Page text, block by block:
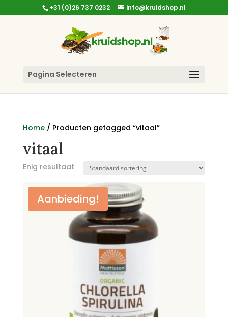
+31 (0)26 737 0232 info@kruidshop.nl
Pagina Selecteren
Home/ Producten getagged “vitaal”
vitaal
Enig resultaat
Aanbieding!